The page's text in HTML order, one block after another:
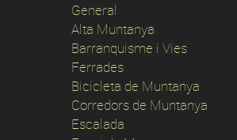
General
Alta Muntanya
Barranquisme i Vies
Ferrades
Bicicleta de Muntanya
Corredors de Muntanya
Escalada